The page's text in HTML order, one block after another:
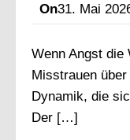
On31. Mai
Wenn Angst die
Misstrauen
Dynamik, die
Der […]